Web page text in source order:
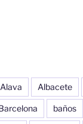
Alava Albacete
baños